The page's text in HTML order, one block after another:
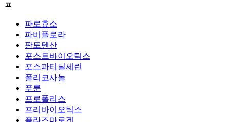
ㅍ
파로효소
파비플로라
판토텐산
포스트바이오틱스
포스파티딜세린
폴리코사놀
푸룬
프로폴리스
프리바이오틱스
플라즈마로겐